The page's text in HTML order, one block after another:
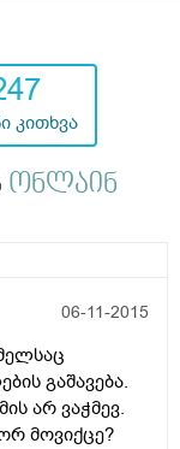
კითხვა
ონლაინ
06-11-2015
გაშავება.
არ ვაჭმევ.
მოვიქცე?